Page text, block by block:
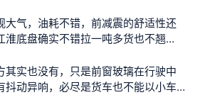
过100，120其实油耗也差不多，柴油
和城市道路开油耗差不多，只要不经
次换了CJ级机油，油滤和柴油粗滤，
加工时费总共750元 【故障】 现在刹
大气，油耗不错，前减震的舒适性还
淮底盘确实不错拉一吨多货也不翘
其实也没有，只是前窗玻璃在行驶中
抖动异响，必尽是货车也不能以小车